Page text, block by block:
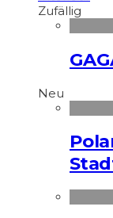
Zufällig
Neu